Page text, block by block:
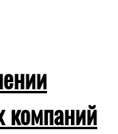
компаний